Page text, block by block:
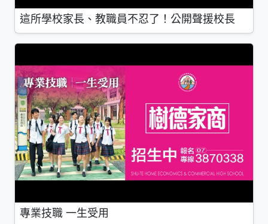
這所學校家長、教職員不忍了！公開聲援校長
專業技職 一生受用